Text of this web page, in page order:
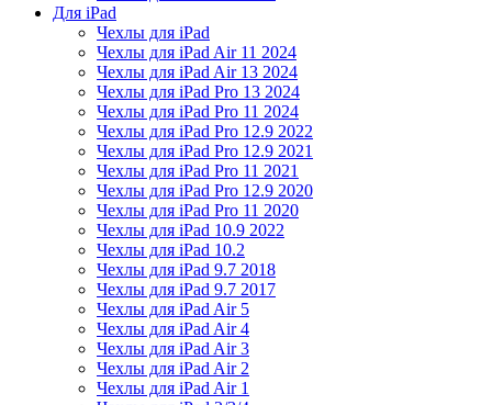
Для iPad
Чехлы для iPad
Чехлы для iPad Air 11 2024
Чехлы для iPad Air 13 2024
Чехлы для iPad Pro 13 2024
Чехлы для iPad Pro 11 2024
Чехлы для iPad Pro 12.9 2022
Чехлы для iPad Pro 12.9 2021
Чехлы для iPad Pro 11 2021
Чехлы для iPad Pro 12.9 2020
Чехлы для iPad Pro 11 2020
Чехлы для iPad 10.9 2022
Чехлы для iPad 10.2
Чехлы для iPad 9.7 2018
Чехлы для iPad 9.7 2017
Чехлы для iPad Air 5
Чехлы для iPad Air 4
Чехлы для iPad Air 3
Чехлы для iPad Air 2
Чехлы для iPad Air 1